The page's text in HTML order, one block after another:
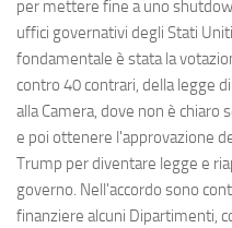
per mettere fine a uno
uffici governativi degli Stati
fondamentale è stata la
contro 40 contrari, della legge
alla Camera, dove non è chiaro
e poi ottenere l'approvazione
Trump per diventare legge e
governo. Nell'accordo sono
finanziere alcuni Dipartimenti,